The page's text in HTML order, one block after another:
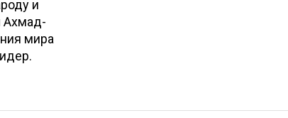
и
Ахмад-
мира